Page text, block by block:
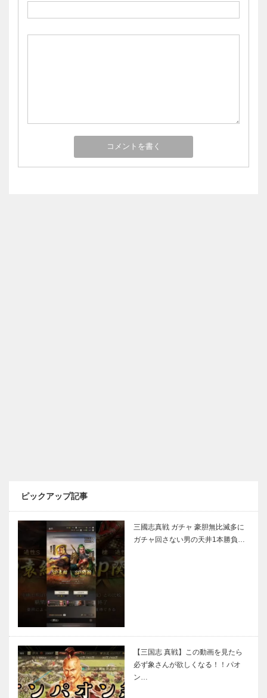
ピックアップ記事
三國志真戦 ガチャ 豪胆無比滅多に
ガチャ回さない男の天井1本勝負…
【三国志 真戦】この動画を見たら
必ず象さんが欲しくなる！！パオ
ン…